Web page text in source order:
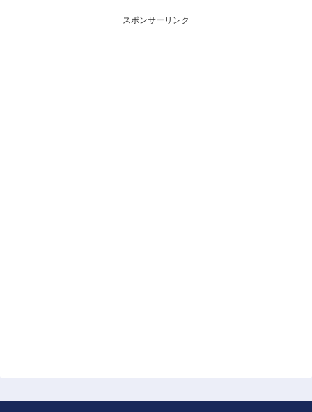
喚起・申込停止)など、空売り関
連情報を集計し、図解でわかり
喚起・申込停止)など、空売り関
連情報を集計し、図解でわかり
スポンサーリンク